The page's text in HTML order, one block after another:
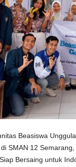
Beasiswa
SMAN 12
Bersaing untuk